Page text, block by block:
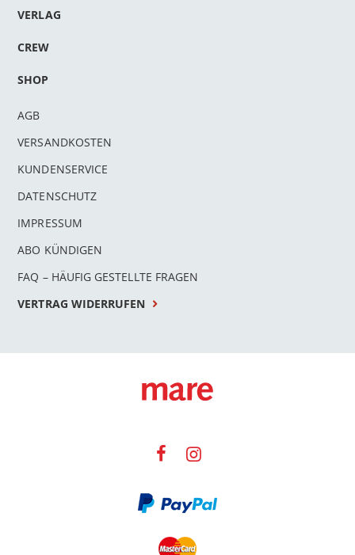
VERLAG
CREW
SHOP
AGB
VERSANDKOSTEN
KUNDENSERVICE
DATENSCHUTZ
IMPRESSUM
ABO KÜNDIGEN
FAQ – HÄUFIG GESTELLTE FRAGEN
VERTRAG WIDERRUFEN